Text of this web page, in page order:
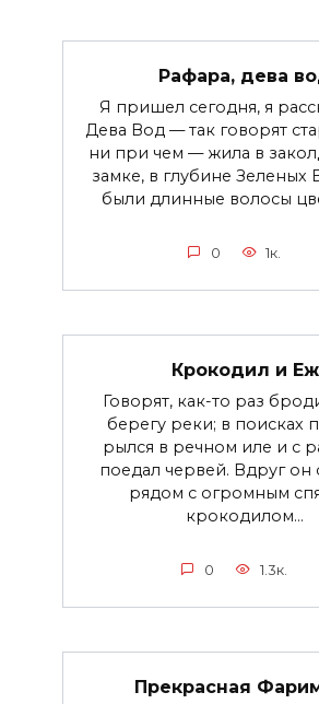
Рафара, дева
Я пришел сегодня, я
Дева Вод — так говорят
ни при чем — жила в
замке, в глубине Зеленых
были длинные волосы
0 1к.
Крокодил и Еж
Говорят, как-то раз
берегу реки; в поисках
рылся в речном иле и с
поедал червей. Вдруг он
рядом с огромным
крокодилом...
0 1.3к.
Прекрасная